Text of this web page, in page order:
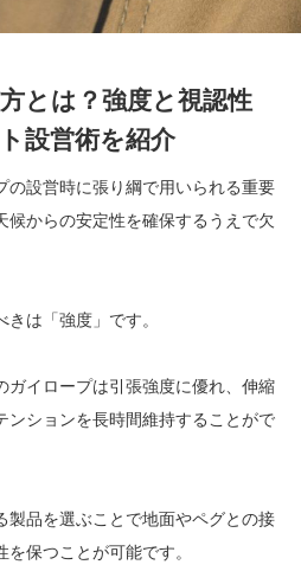
とは？強度と視認性
設営術を紹介
の設営時に張り綱で用いられる重要
候からの安定性を確保するうえで欠
は「強度」です。
ガイロープは引張強度に優れ、伸縮
ンションを長時間維持することがで
製品を選ぶことで地面やペグとの接
保つことが可能です。